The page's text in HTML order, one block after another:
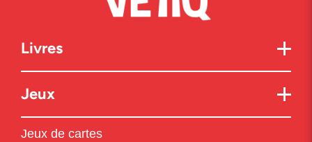
Livres
Jeux
Jeux de cartes